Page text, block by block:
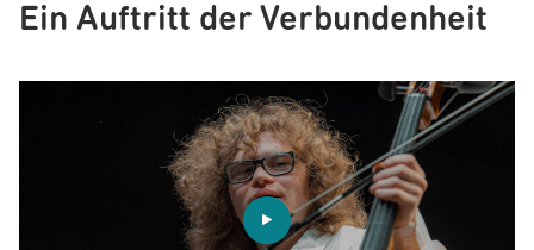
Ein Auftritt der Verbundenheit